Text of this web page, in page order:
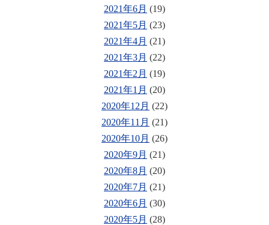
2021年6月 (19)
2021年5月 (23)
2021年4月 (21)
2021年3月 (22)
2021年2月 (19)
2021年1月 (20)
2020年12月 (22)
2020年11月 (21)
2020年10月 (26)
2020年9月 (21)
2020年8月 (20)
2020年7月 (21)
2020年6月 (30)
2020年5月 (28)